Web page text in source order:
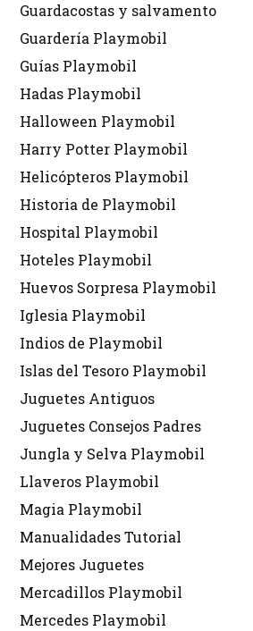
Guardacostas y salvamento
Guardería Playmobil
Guías Playmobil
Hadas Playmobil
Halloween Playmobil
Harry Potter Playmobil
Helicópteros Playmobil
Historia de Playmobil
Hospital Playmobil
Hoteles Playmobil
Huevos Sorpresa Playmobil
Iglesia Playmobil
Indios de Playmobil
Islas del Tesoro Playmobil
Juguetes Antiguos
Juguetes Consejos Padres
Jungla y Selva Playmobil
Llaveros Playmobil
Magia Playmobil
Manualidades Tutorial
Mejores Juguetes
Mercadillos Playmobil
Mercedes Playmobil